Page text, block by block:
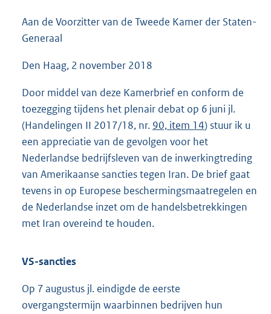
Aan de Voorzitter van de Tweede Kamer der Staten-
Generaal
Den Haag, 2 november 2018
Door middel van deze Kamerbrief en conform de
toezegging tijdens het plenair debat op 6 juni jl.
(Handelingen II 2017/18, nr. 90, item 14) stuur ik u
een appreciatie van de gevolgen voor het
Nederlandse bedrijfsleven van de inwerkingtreding
van Amerikaanse sancties tegen Iran. De brief gaat
tevens in op Europese beschermingsmaatregelen en
de Nederlandse inzet om de handelsbetrekkingen
met Iran overeind te houden.
VS-sancties
Op 7 augustus jl. eindigde de eerste
overgangstermijn waarbinnen bedrijven hun